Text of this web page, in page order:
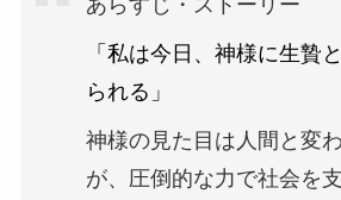
「私は今日、神様に生贄
られる」
神様の見た目は人間と変
が、圧倒的な力で社会を